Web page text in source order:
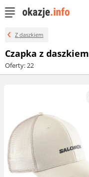
Z daszkiem
Czapka z
Oferty: 22